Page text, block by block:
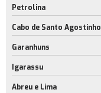
Petrolina
Cabo de Santo Agostinho
Garanhuns
Igarassu
Abreu e Lima